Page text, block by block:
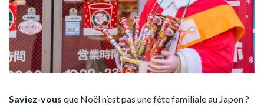
Saviez-vous que Noël n’est pas une fête familiale au Japon ?